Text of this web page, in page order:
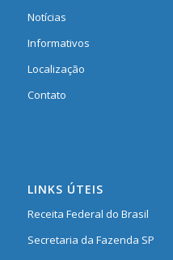
Notícias
Informativos
Localização
Contato
LINKS ÚTEIS
Receita Federal do Brasil
Secretaria da Fazenda SP